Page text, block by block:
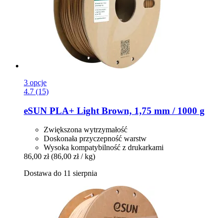
3 opcje
4.7 (15)
eSUN PLA+ Light Brown, 1,75 mm / 1000 g
Zwiększona wytrzymałość
Doskonała przyczepność warstw
Wysoka kompatybilność z drukarkami
86,00 zł (86,00 zł / kg)
Dostawa do 11 sierpnia